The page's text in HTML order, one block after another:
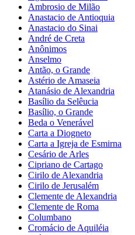
Ambrosio de Milão
Anastacio de Antioquia
Anastacio do Sinai
André de Creta
Anônimos
Anselmo
Antão, o Grande
Astério de Amaseia
Atanásio de Alexandria
Basílio da Selêucia
Basílio, o Grande
Beda o Venerável
Carta a Diogneto
Carta a Igreja de Esmirna
Cesário de Arles
Cipriano de Cartago
Cirilo de Alexandria
Cirilo de Jerusalém
Clemente de Alexandria
Clemente de Roma
Columbano
Cromácio de Aquiléia